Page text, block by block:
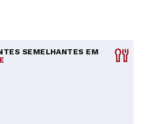
SEMELHANTES EM